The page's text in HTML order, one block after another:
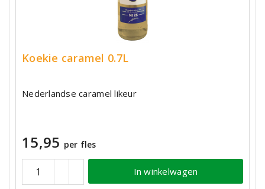
Koekie caramel 0.7L
Nederlandse caramel likeur
15,95 per fles
In winkelwagen